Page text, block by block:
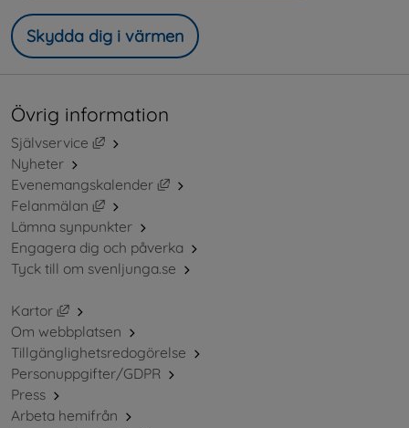
Skydda dig i värmen
Övrig information
Självservice
Länk till annan webbplats, öppnas i nytt fönster.
Nyheter
Evenemangskalender
Länk till annan webbplats, öppnas i
Felanmälan
Länk till annan webbplats, öppnas i nytt fönster.
Lämna synpunkter
Engagera dig och påverka
Tyck till om svenljunga.se
Kartor
Länk till annan webbplats, öppnas i nytt fönster.
Om webbplatsen
Tillgänglighetsredogörelse
Personuppgifter/GDPR
Press
Arbeta hemifrån